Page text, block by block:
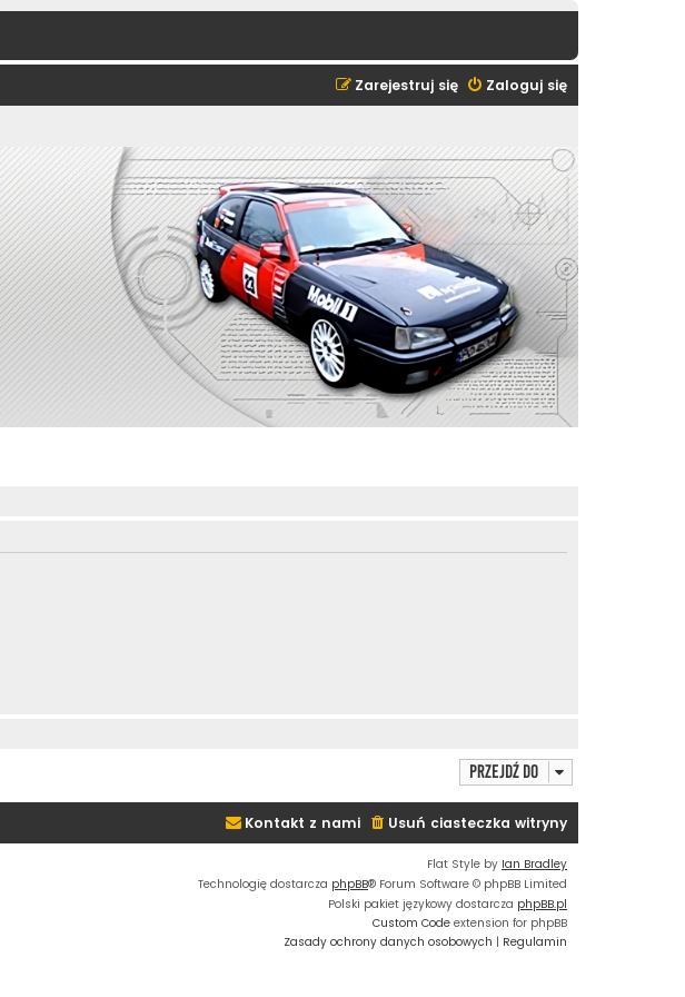
Zaloguj się
Zarejestruj się
Przejdź do
Usuń ciasteczka witryny
Kontakt z nami
Flat Style by Ian Bradley
Technologię dostarcza phpBB® Forum Software © phpBB Limited
Polski pakiet językowy dostarcza phpBB.pl
Custom Code extension for phpBB
Zasady ochrony danych osobowych | Regulamin